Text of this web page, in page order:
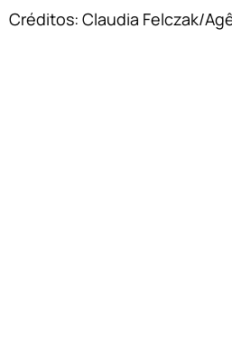
Créditos: Claudia Felczak/